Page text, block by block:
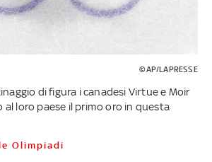
©AP/LAPRESSE
di figura i canadesi Virtue e Moir
al loro paese il primo oro in questa
Olimpiadi